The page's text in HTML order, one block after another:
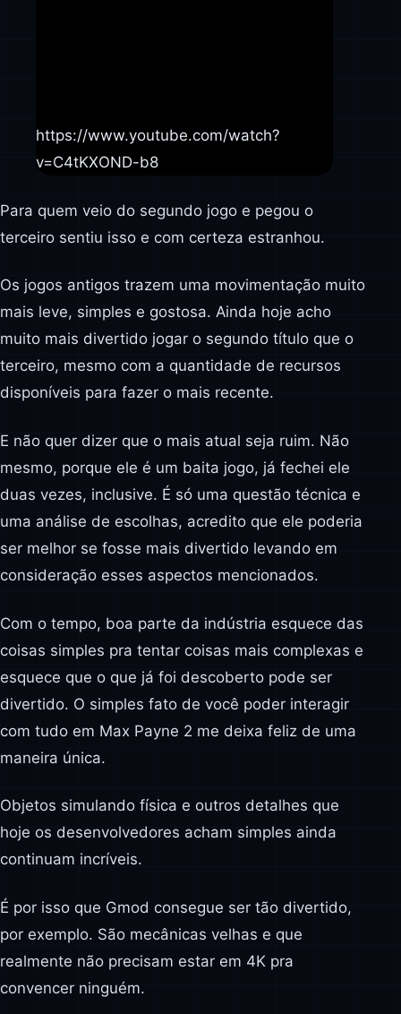
https://www.youtube.com/watch?
v=C4tKXOND-b8
Para quem veio do segundo jogo e pegou o
terceiro sentiu isso e com certeza estranhou.
Os jogos antigos trazem uma movimentação muito
mais leve, simples e gostosa. Ainda hoje acho
muito mais divertido jogar o segundo título que o
terceiro, mesmo com a quantidade de recursos
disponíveis para fazer o mais recente.
E não quer dizer que o mais atual seja ruim. Não
mesmo, porque ele é um baita jogo, já fechei ele
duas vezes, inclusive. É só uma questão técnica e
uma análise de escolhas, acredito que ele poderia
ser melhor se fosse mais divertido levando em
consideração esses aspectos mencionados.
Com o tempo, boa parte da indústria esquece das
coisas simples pra tentar coisas mais complexas e
esquece que o que já foi descoberto pode ser
divertido. O simples fato de você poder interagir
com tudo em Max Payne 2 me deixa feliz de uma
maneira única.
Objetos simulando física e outros detalhes que
hoje os desenvolvedores acham simples ainda
continuam incríveis.
É por isso que Gmod consegue ser tão divertido,
por exemplo. São mecânicas velhas e que
realmente não precisam estar em 4K pra
convencer ninguém.